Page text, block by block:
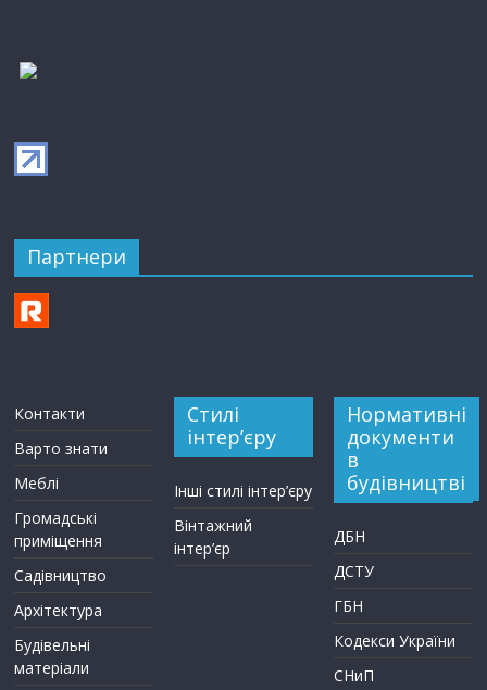
Партнери
Контакти
Варто знати
Меблі
Громадські
приміщення
Садівництво
Архітектура
Будівельні
матеріали
Стилі
інтер’єру
Інші стилі інтер’єру
Вінтажний
інтер’єр
Нормативні
документи
в
будівництві
ДБН
ДСТУ
ГБН
Кодекси України
СНиП